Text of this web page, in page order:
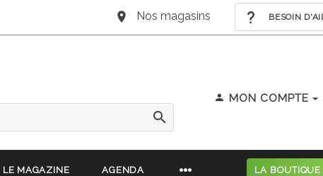
Nos magasins BESOIN
MON COMPTE
LE MAGAZINE AGENDA LA BOUTIQUE